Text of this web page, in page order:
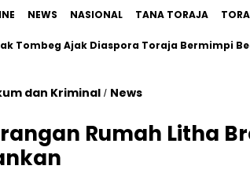
NEWS NASIONAL TANA TORAJA
Ajak Diaspora Toraja Bermimpi Besar
dan Kriminal / News
Rumah Litha